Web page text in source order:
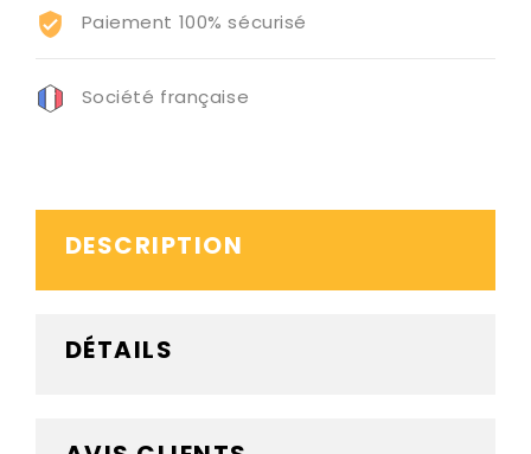
Paiement 100% sécurisé
Société française
DESCRIPTION
DÉTAILS